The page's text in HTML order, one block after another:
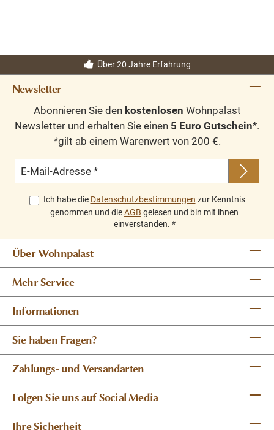
Über 20 Jahre Erfahrung
Newsletter
Abonnieren Sie den kostenlosen Wohnpalast
Newsletter und erhalten Sie einen 5 Euro Gutschein*.
*gilt ab einem Warenwert von 200 €.
E-Mail-Adresse *
Ich habe die Datenschutzbestimmungen zur Kenntnis
genommen und dieAGB gelesen und bin mit ihnen
einverstanden. *
Über Wohnpalast
Mehr Service
Informationen
Sie haben Fragen?
Zahlungs- und Versandarten
Folgen Sie uns auf Social Media
Ihre Sicherheit